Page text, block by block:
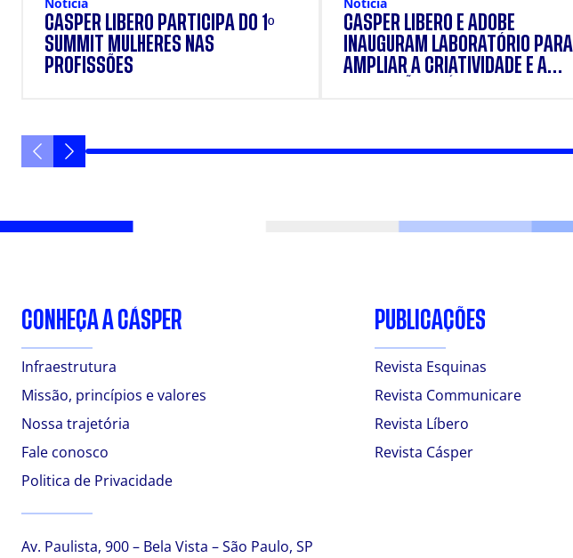
CÁSPER LÍBERO PARTICIPA DO 1º
SUMMIT MULHERES NAS
PROFISSÕES
CÁSPER LÍBERO E ADOBE
INAUGURAM LABORATÓRIO PARA
AMPLIAR A CRIATIVIDADE E A
CONHEÇA A CÁSPER
Infraestrutura
Missão, princípios e valores
Nossa trajetória
Fale conosco
Politica de Privacidade
Av. Paulista, 900 – Bela Vista – São Paulo, SP
PUBLICAÇÕES
Revista Esquinas
Revista Communicare
Revista Líbero
Revista Cásper